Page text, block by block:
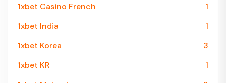
1xbet Casino French
1
1xbet India
1
1xbet Korea
3
1xbet KR
1